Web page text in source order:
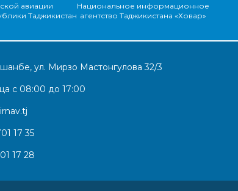
авиации
Таджикистан
Национальное информационное
агентство Таджикистана «Ховар»
ул. Мирзо Мастонгулова 32/3
с 08:00 до 17:00
17 35
17 28